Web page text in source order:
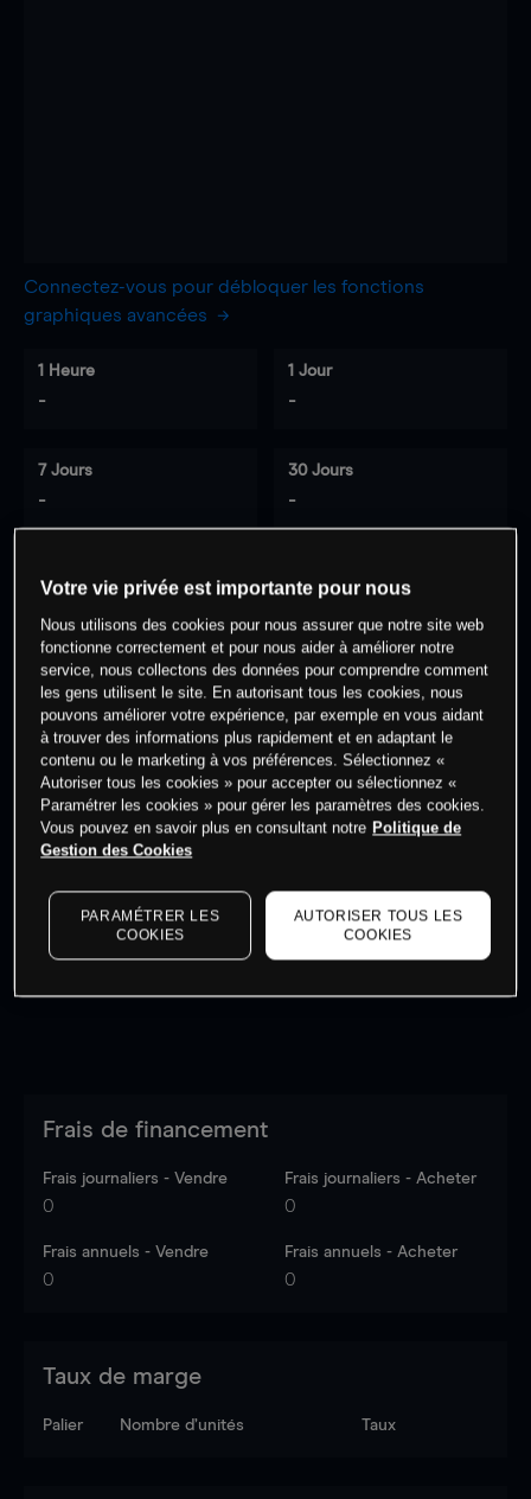
Connectez-vous pour débloquer les fonctions
graphiques avancées
1 Heure
-
1 Jour
-
7 Jours
-
30 Jours
-
0 % des clients ont une position à
cet actif
Commencez à trader
dernières données du marché.Log into see latest
market data
Frais de financement
Frais journaliers - Vendre
0
Frais journaliers - Acheter
0
Frais annuels - Vendre
0
Frais annuels - Acheter
0
Taux de marge
Palier Nombre d’unités Taux
Votre vie privée est importante pour nous
Nous utilisons des cookies pour nous assurer que notre site web
fonctionne correctement et pour nous aider à améliorer notre
service, nous collectons des données pour comprendre comment
les gens utilisent le site. En autorisant tous les cookies, nous
pouvons améliorer votre expérience, par exemple en vous aidant
à trouver des informations plus rapidement et en adaptant le
contenu ou le marketing à vos préférences. Sélectionnez «
Autoriser tous les cookies » pour accepter ou sélectionnez «
Paramétrer les cookies » pour gérer les paramètres des cookies.
Vous pouvez en savoir plus en consultant notre Politique de
Gestion des Cookies
PARAMÉTRER LES
COOKIES
AUTORISER TOUS LES
COOKIES